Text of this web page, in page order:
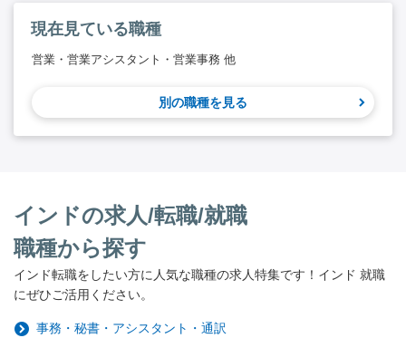
現在見ている職種
営業・営業アシスタント・営業事務 他
別の職種を見る
インドの求人/転職/就職
職種から探す
インド転職をしたい方に人気な職種の求人特集です！インド 就職
にぜひご活用ください。
事務・秘書・アシスタント・通訳